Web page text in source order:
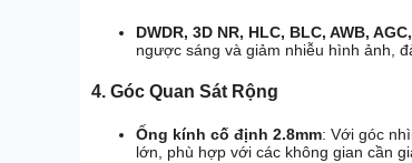
DWDR, 3D NR, HLC, BLC, AWB,
ngược sáng và giảm nhiễu hình ảnh,
4. Góc Quan Sát Rộng
Ống kính cố định 2.8mm: Với góc
lớn, phù hợp với các không gian cần